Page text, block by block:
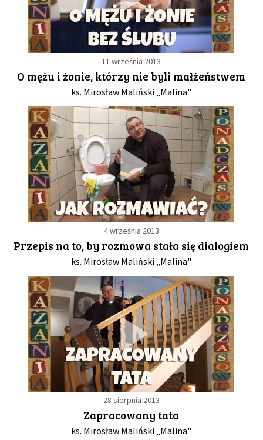
11 września 2013
O mężu i żonie, którzy nie byli małżeństwem
ks. Mirosław Maliński „Malina"
4 września 2013
Przepis na to, by rozmowa stała się dialogiem
ks. Mirosław Maliński „Malina"
28 sierpnia 2013
Zapracowany tata
ks. Mirosław Maliński „Malina"